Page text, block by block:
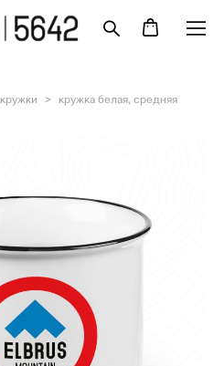
кружки >
кружка белая, средняя